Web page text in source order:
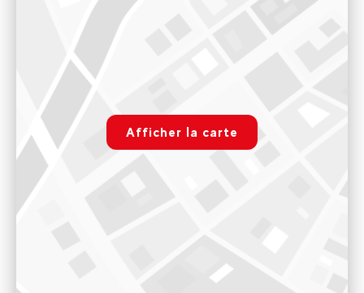
Paramétrer
9h00 - 12h00 et 16h00 - 18h00
Voir sur Google Maps
Base de Rafting de Landry
181 Route du Perrey, LANDRY, 73210 Landry, France
9h00 - 19h00
Voir sur Google Maps
Base de rafting et canyoning du Doron de Bozel
Afficher la carte